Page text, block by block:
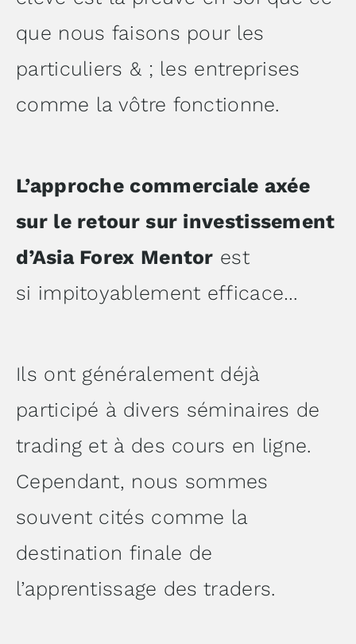
que nous faisons pour les
particuliers & ; les entreprises
comme la vôtre fonctionne.
L’approche commerciale axée
sur le retour sur investissement
d’Asia Forex Mentor est
si impitoyablement efficace…
Ils ont généralement déjà
participé à divers séminaires de
trading et à des cours en ligne.
Cependant, nous sommes
souvent cités comme la
destination finale de
l’apprentissage des traders.